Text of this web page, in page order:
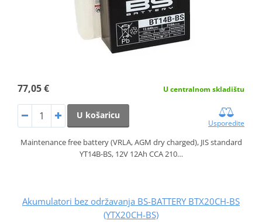
77,05 € U centralnom skladištu
U košaricu
Usporedite
Maintenance free battery (VRLA, AGM dry charged), JIS standard
YT14B-BS, 12V 12Ah CCA 210…
Akumulatori bez održavanja BS-BATTERY BTX20CH-BS
(YTX20CH-BS)